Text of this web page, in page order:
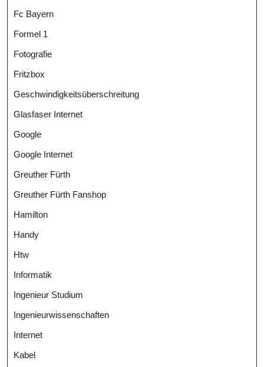
Fc Bayern
Formel 1
Fotografie
Fritzbox
Geschwindigkeitsüberschreitung
Glasfaser Internet
Google
Google Internet
Greuther Fürth
Greuther Fürth Fanshop
Hamilton
Handy
Htw
Informatik
Ingenieur Studium
Ingenieurwissenschaften
Internet
Kabel